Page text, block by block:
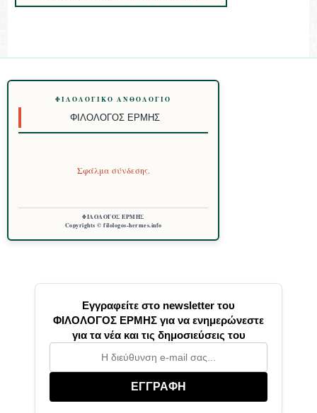
ΦΙΛΟΛΟΓΙΚΌ ΑΝΘΟΛΌΓΙΟ
ΦΙΛΌΛΟΓΟΣ ΕΡΜΉΣ
Σφάλμα σύνδεσης.
ΦΙΛΟΛΟΓΟΣ ΕΡΜΗΣ
Copyrights © filologos-hermes.info
Εγγραφείτε στο newsletter του
ΦΙΛΟΛΟΓΟΣ ΕΡΜΗΣ για να ενημερώνεστε
για τα νέα και τις δημοσιεύσεις του
ΕΓΓΡΑΦΗ